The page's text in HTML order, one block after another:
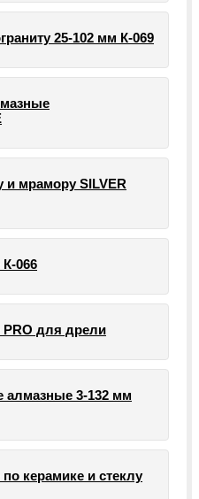
25-102 мм К-069
и мрамору SILVER
066
для дрели
алмазные 3-132 мм
керамике и стеклу